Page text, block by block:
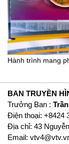
Hành trình mang
BAN TRUYỀN
Trưởng Ban :
Ðiện thoại: +8424
Địa chỉ: 43
Email: